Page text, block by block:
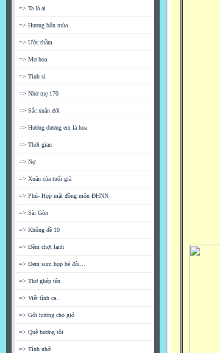
=> Ta là ai
=> Hương bốn mùa
=> Ước thầm
=> Mơ hoa
=> Tình si
=> Nhớ mẹ 170
=> Sắc xuân đời
=> Hướng dương em là hoa
=> Thời gian
=> Nợ
=> Xuân của tuổi già
=> Phú- Họp mặt đồng môn ĐHNN
=> Sài Gòn
=> Không đề 10
=> Đêm chợt lạnh
=> Đem sum họp bẻ đôi...
=> Thơ ghép tên
=> Viết tình ca..
=> Gởi hương cho gió
=> Quê hương tôi
=> Tình nhớ